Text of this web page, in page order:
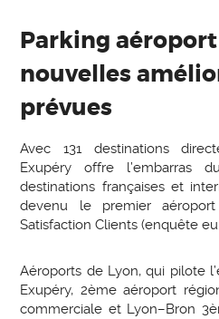
Parking aéroport
nouvelles
prévues
Avec 131 destinations
Exupéry offre l’embarras
destinations françaises et
devenu le premier
Satisfaction Clients (enquête
Aéroports de Lyon, qui pilote
Exupéry, 2ème aéroport
commerciale et Lyon–Bron